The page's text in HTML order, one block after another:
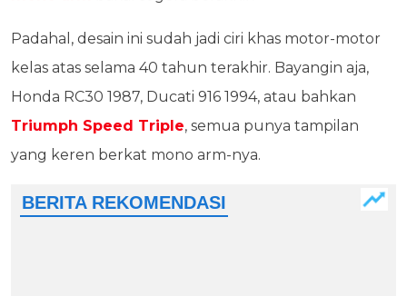
Padahal, desain ini sudah jadi ciri khas motor-motor
kelas atas selama 40 tahun terakhir. Bayangin aja,
Honda RC30 1987, Ducati 916 1994, atau bahkan
Triumph Speed Triple, semua punya tampilan
yang keren berkat mono arm-nya.